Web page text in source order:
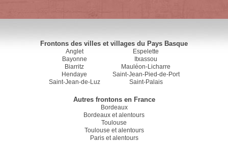
Frontons des villes et villages du Pays Basque
Anglet
Bayonne
Biarritz
Hendaye
Saint-Jean-de-Luz
Espelette
Itxassou
Mauléon-Licharre
Saint-Jean-Pied-de-Port
Saint-Palais
Autres frontons en France
Bordeaux
Bordeaux et alentours
Toulouse
Toulouse et alentours
Paris et alentours